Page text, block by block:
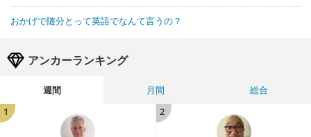
おかげで随分とって英語でなんて言うの？
アンカーランキング
週間 月間
総合
1
2